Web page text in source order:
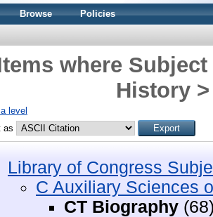
Browse Policies
where
History
level
as
Library of Congress
C Auxiliary Sciences
CT Biography